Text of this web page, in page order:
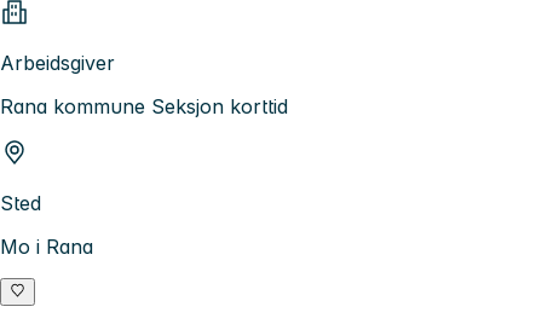
Arbeidsgiver
Rana kommune Seksjon korttid
Sted
Mo i Rana